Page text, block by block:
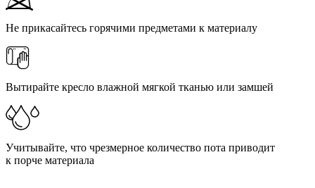
Не прикасайтесь горячими предметами к материалу
Вытирайте кресло влажной мягкой тканью или замшей
Учитывайте, что чрезмерное количество пота приводит
к порче материала